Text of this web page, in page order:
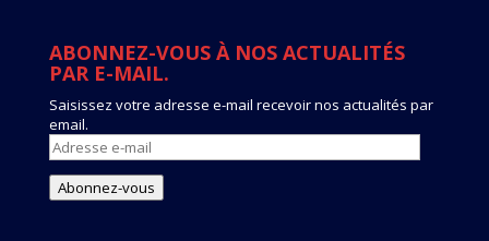
ABONNEZ-VOUS À NOS ACTUALITÉS
PAR E-MAIL.
Saisissez votre adresse e-mail recevoir nos actualités par
email.
Adresse
e-
mail
Abonnez-vous